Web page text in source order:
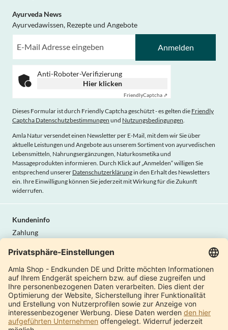
Ayurveda News
Ayurvedawissen, Rezepte und Angebote
Anmelden
Anti-Roboter-Verifizierung
Hier klicken
FriendlyCaptcha ⇗
Dieses Formular ist durch Friendly Captcha geschützt - es gelten die Friendly
Captcha Datenschutzbestimmungen und Nutzungsbedingungen.
Amla Natur versendet einen Newsletter per E-Mail, mit dem wir Sie über
aktuelle Leistungen und Angebote aus unserem Sortiment von ayurvedischen
Lebensmitteln, Nahrungsergänzungen, Naturkosmetika und
Massageprodukten informieren. Durch Klick auf „Anmelden“ willigen Sie
entsprechend unserer Datenschutzerklärung in den Erhalt des Newsletters
ein. Ihre Einwilligung können Sie jederzeit mit Wirkung für die Zukunft
widerrufen.
Kundeninfo
Zahlung
AGB
Widerrufsrecht
Datenschutz
Vertrag widerrufen
Amla Natur
Produktkatalog
Internationale Shops